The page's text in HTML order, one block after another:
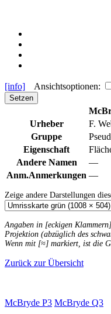
[info] Ansichtsoptionen:
Setzen
Urheber
F.
Gruppe
Eigenschaft
Andere Namen
—
Anm.Anmerkungen —
Zeige andere Darstellungen
Angaben in [eckigen
Projektion (abzüglich des
Wenn mit [≈] markiert, ist die
Zurück zur Übersicht
McBryde P3 McBryde Q3